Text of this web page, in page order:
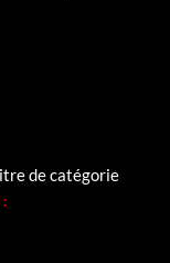
de catégorie